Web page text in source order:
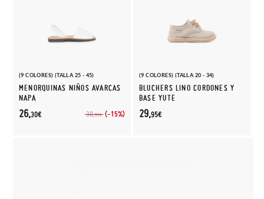
(9 COLORES) (TALLA 25 - 45)
MENORQUINAS NIÑOS AVARCAS
NAPA
30,95€ (-15%)
26,30€
(9 COLORES) (TALLA 20 - 34)
BLUCHERS LINO CORDONES Y
BASE YUTE
29,95€